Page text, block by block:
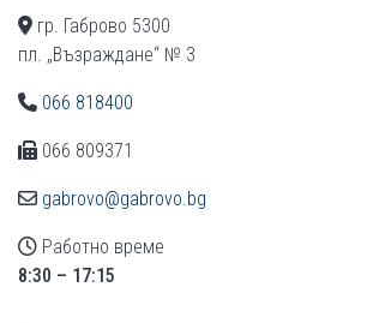
гр. Габрово 5300
пл. „Възраждане“ № 3
066 818400
066 809371
gabrovo@gabrovo.bg
Работно време
8:30 – 17:15